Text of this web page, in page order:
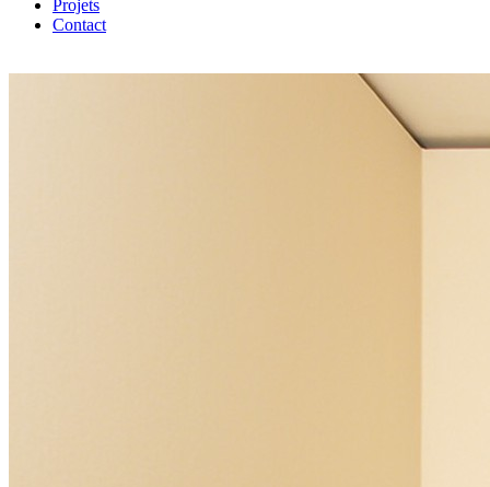
Projets
Contact